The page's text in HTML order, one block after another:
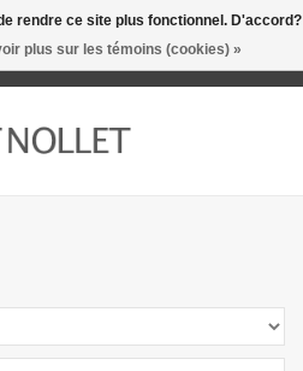
0 Articles - €0,00
rendre ce site plus fonctionnel. D'accord?
plus sur les témoins (cookies) »